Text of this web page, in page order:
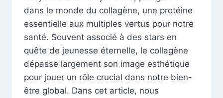
dans le monde du collagène, une protéine
essentielle aux multiples vertus pour notre
santé. Souvent associé à des stars en
quête de jeunesse éternelle, le collagène
dépasse largement son image esthétique
pour jouer un rôle crucial dans notre bien-
être global. Dans cet article, nous